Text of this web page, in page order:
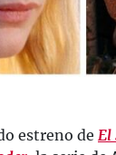
estreno de El